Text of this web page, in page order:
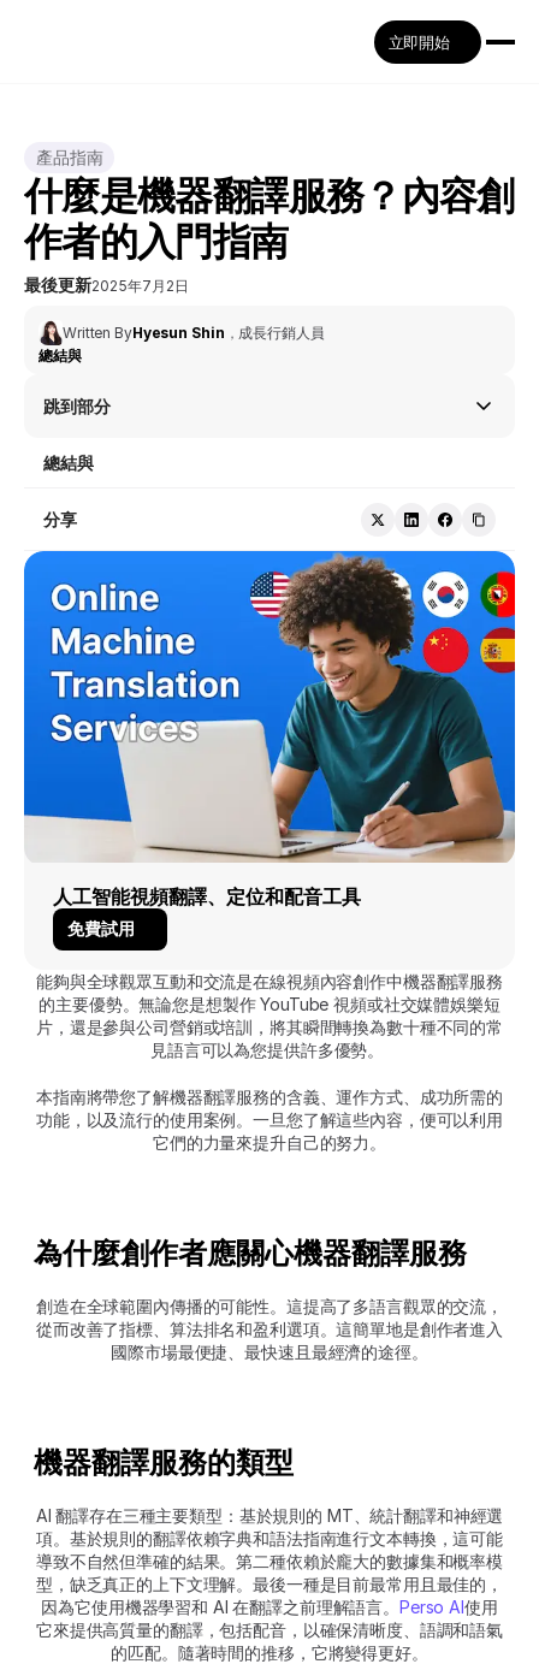
立即開始
產品指南
什麼是機器翻譯服務？內容創
作者的入門指南
最後更新2025年7月2日
Written ByHyesun Shin ， 成長行銷人員
總結與
跳到部分
總結與
分享
人工智能視頻翻譯、定位和配音工具
免費試用
能夠與全球觀眾互動和交流是在線視頻內容創作中機器翻譯服務
的主要優勢。無論您是想製作 YouTube 視頻或社交媒體娛樂短
片，還是參與公司營銷或培訓，將其瞬間轉換為數十種不同的常
見語言可以為您提供許多優勢。
本指南將帶您了解機器翻譯服務的含義、運作方式、成功所需的
功能，以及流行的使用案例。一旦您了解這些內容，便可以利用
它們的力量來提升自己的努力。
為什麼創作者應關心機器翻譯服務
創造在全球範圍內傳播的可能性。這提高了多語言觀眾的交流，
從而改善了指標、算法排名和盈利選項。這簡單地是創作者進入
國際市場最便捷、最快速且最經濟的途徑。
機器翻譯服務的類型
AI 翻譯存在三種主要類型：基於規則的 MT、統計翻譯和神經選
項。基於規則的翻譯依賴字典和語法指南進行文本轉換，這可能
導致不自然但準確的結果。第二種依賴於龐大的數據集和概率模
型，缺乏真正的上下文理解。最後一種是目前最常用且最佳的，
因為它使用機器學習和 AI 在翻譯之前理解語言。 Perso AI使用
它來提供高質量的翻譯，包括配音，以確保清晰度、語調和語氣
的匹配。隨著時間的推移，它將變得更好。